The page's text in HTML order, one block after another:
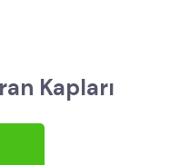
Kapları